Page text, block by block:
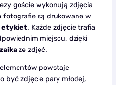
goście wykonują zdjęcia
fotografie są drukowane w
etykiet. Każde zdjęcie trafia
miejscu, dzięki
ze zdjęć.
powstaje
być zdjęcie pary młodej,